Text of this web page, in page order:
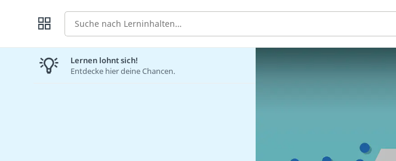
Suche
Lernen lohnt sich!
Entdecke hier deine Chancen.